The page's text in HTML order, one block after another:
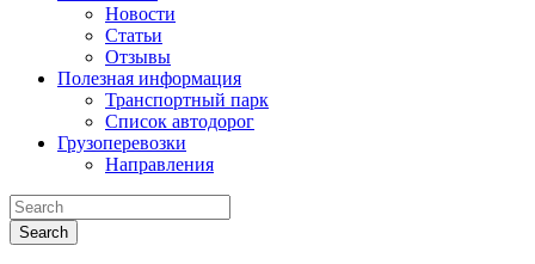
Новости
Статьи
Отзывы
Полезная информация
Транспортный парк
Список автодорог
Грузоперевозки
Направления
Search